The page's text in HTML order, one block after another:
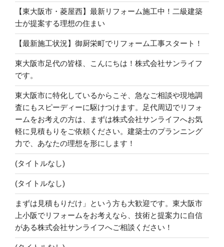
【東大阪市・菱屋西】最新リフォーム施工中！二級建築
士が提案する理想の住まい
【最新施工状況】御厨栄町でリフォーム工事スタート！
東大阪市足代の皆様、こんにちは！株式会社サンライフ
です。
東大阪市に特化しているからこそ、急なご相談や現地調
査にもスピーディーに駆けつけます。足代周辺でリフォ
ームをお考えの方は、まずは株式会社サンライフへお気
軽に見積もりをご依頼ください。建築士のプランニング
力で、あなたの理想を形にします！
(タイトルなし)
(タイトルなし)
まずは見積もりだけ」という方も大歓迎です。東大阪市
上小阪でリフォームをお考えなら、技術と提案力に自信
がある株式会社サンライフへご相談ください！